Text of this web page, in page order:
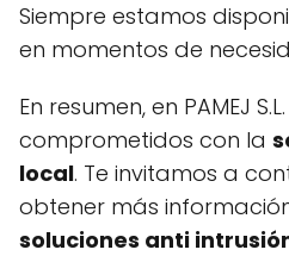
Siempre estamos
en momentos de
En resumen, en PAMEJ
comprometidos con la
local. Te invitamos a
obtener más
soluciones anti